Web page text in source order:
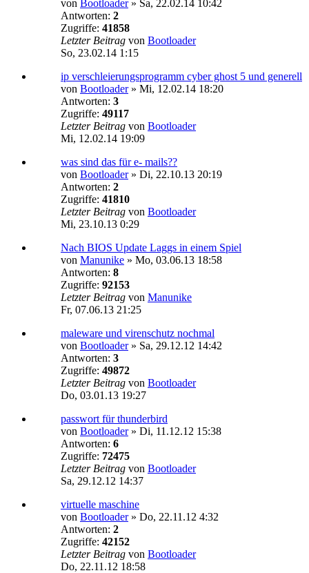
von Bootloader» Sa, 22.02.14 10:42
Antworten: 2
Zugriffe: 41858
Letzter Beitrag von Bootloader
So, 23.02.14 1:15
ip verschleierungsprogramm cyber ghost 5 und generell
von Bootloader» Mi, 12.02.14 18:20
Antworten: 3
Zugriffe: 49117
Letzter Beitrag von Bootloader
Mi, 12.02.14 19:09
was sind das für e- mails??
von Bootloader» Di, 22.10.13 20:19
Antworten: 2
Zugriffe: 41810
Letzter Beitrag von Bootloader
Mi, 23.10.13 0:29
Nach BIOS Update Laggs in einem Spiel
von Manunike » Mo, 03.06.13 18:58
Antworten: 8
Zugriffe: 92153
Letzter Beitrag von Manunike
Fr, 07.06.13 21:25
maleware und virenschutz nochmal
von Bootloader» Sa, 29.12.12 14:42
Antworten: 3
Zugriffe: 49872
Letzter Beitrag von Bootloader
Do, 03.01.13 19:27
passwort für thunderbird
von Bootloader» Di, 11.12.12 15:38
Antworten: 6
Zugriffe: 72475
Letzter Beitrag von Bootloader
Sa, 29.12.12 14:37
virtuelle maschine
von Bootloader» Do, 22.11.12 4:32
Antworten: 2
Zugriffe: 42152
Letzter Beitrag von Bootloader
Do, 22.11.12 18:58